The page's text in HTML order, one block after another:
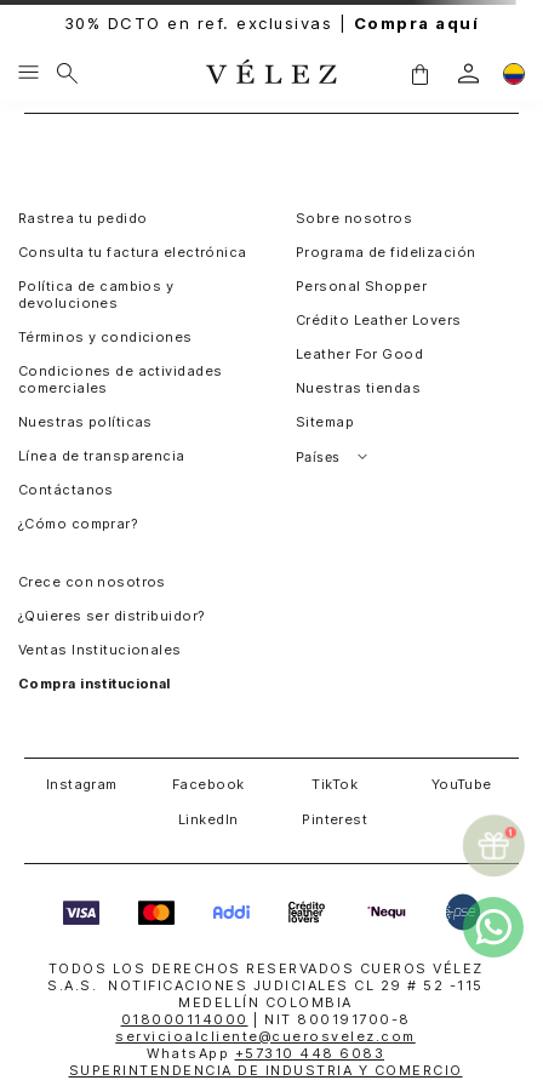
30% DCTO en ref. exclusivas | Compra aquí
Rastrea tu pedido
Consulta tu factura electrónica
Política de cambios y
devoluciones
Términos y condiciones
Condiciones de actividades
comerciales
Nuestras políticas
Línea de transparencia
Contáctanos
¿Cómo comprar?
Sobre nosotros
Programa de fidelización
Personal Shopper
Crédito Leather Lovers
Leather For Good
Nuestras tiendas
Sitemap
Países
Crece con nosotros
¿Quieres ser distribuidor?
Ventas Institucionales
Compra institucional
Instagram Facebook TikTok YouTube
LinkedIn Pinterest
TODOS LOS DERECHOS RESERVADOS CUEROS VÉLEZ
S.A.S. NOTIFICACIONES JUDICIALES CL 29 # 52 -115
MEDELLÍN COLOMBIA
018000114000
| NIT 800191700-8
servicioalcliente@cuerosvelez.com
WhatsApp +57310 448 6083
SUPERINTENDENCIA DE INDUSTRIA Y COMERCIO